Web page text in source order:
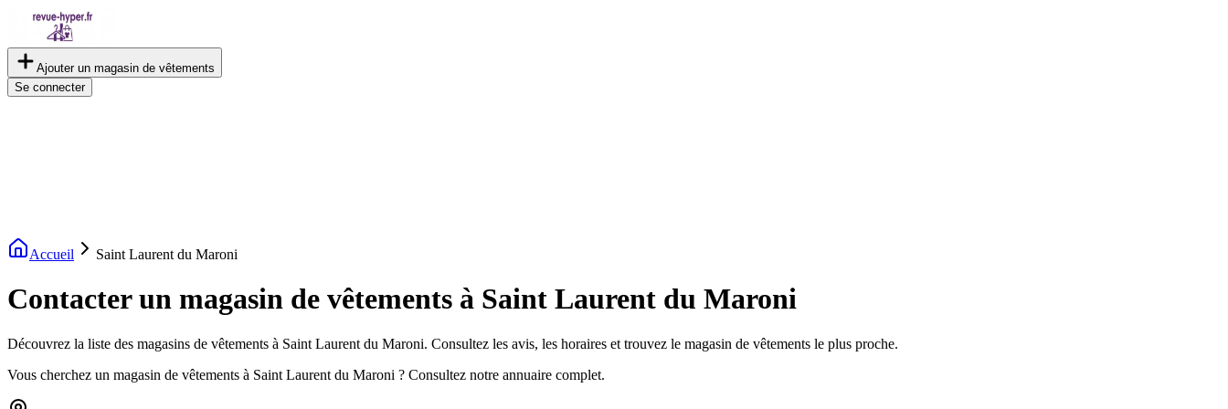
Ajouter un magasin de vêtements
Se connecter
Accueil Saint Laurent du Maroni
Contacter un magasin de vêtements à Saint Laurent du Maroni
Découvrez la liste des magasins de vêtements à Saint Laurent du Maroni. Consultez les avis, les horaires et trouvez le magasin de vêtements le plus proche.
Vous cherchez un magasin de vêtements à Saint Laurent du Maroni ? Consultez notre annuaire complet.